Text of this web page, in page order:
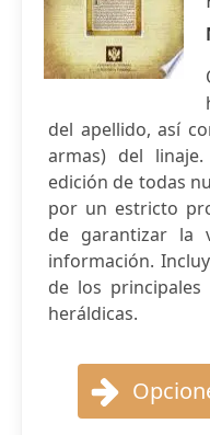
del apellido, así
armas) del
edición de todas
por un estricto
de garantizar la
información.
de los principales
heráldicas.